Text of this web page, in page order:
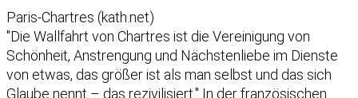
Paris-Chartres (kath.net)
"Die Wallfahrt von Chartres ist die Vereinigung von
Schönheit, Anstrengung und Nächstenliebe im Dienste
von etwas, das größer ist als man selbst und das sich
Glaube nennt – das rezivilisiert." In der französischen